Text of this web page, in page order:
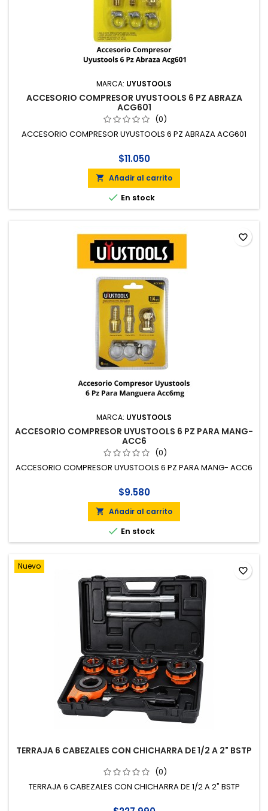
MARCA: UYUSTOOLS
ACCESORIO COMPRESOR UYUSTOOLS 6 PZ ABRAZA
ACG601
(0)
ACCESORIO COMPRESOR UYUSTOOLS 6 PZ ABRAZA ACG601
$11.050
 Añadir al carrito
 En stock
MARCA: UYUSTOOLS
ACCESORIO COMPRESOR UYUSTOOLS 6 PZ PARA MANG-
ACC6
(0)
ACCESORIO COMPRESOR UYUSTOOLS 6 PZ PARA MANG- ACC6
$9.580
 Añadir al carrito
 En stock
favorite_border
Nuevo
TERRAJA 6 CABEZALES CON CHICHARRA DE 1/2 A 2" BSTP
(0)
TERRAJA 6 CABEZALES CON CHICHARRA DE 1/2 A 2" BSTP
favorite_border